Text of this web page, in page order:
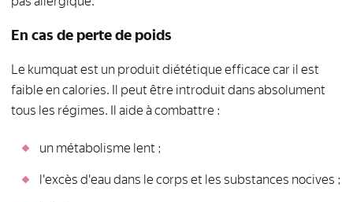
En cas de perte de poids
Le kumquat est un produit diététique efficace car il est
faible en calories. Il peut être introduit dans absolument
tous les régimes. Il aide à combattre :
un métabolisme lent ;
l'excès d'eau dans le corps et les substances nocives ;